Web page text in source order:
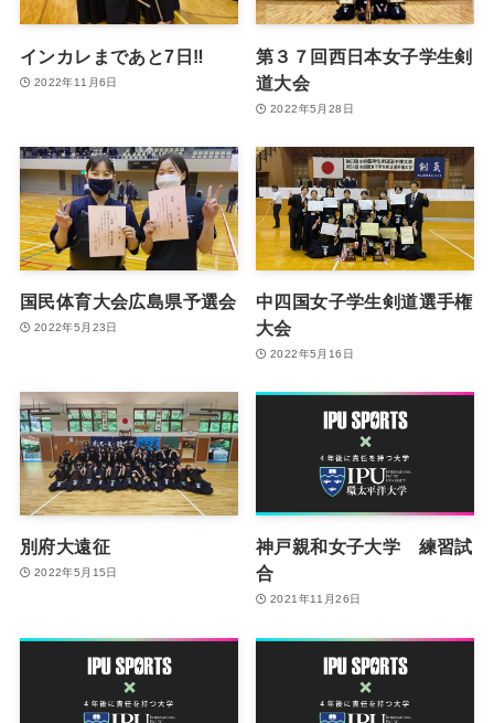
インカレまであと7日‼
2022年11月6日
第３７回西日本女子学生剣
道大会
2022年5月28日
国民体育大会広島県予選会
2022年5月23日
中四国女子学生剣道選手権
大会
2022年5月16日
別府大遠征
2022年5月15日
神戸親和女子大学 練習試
合
2021年11月26日